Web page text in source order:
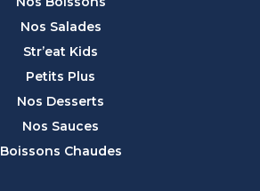
Nos Salades
Str’eat Kids
Petits Plus
Nos Desserts
Nos Sauces
Boissons Chaudes